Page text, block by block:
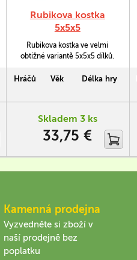
Rubikova kostka
5x5x5
Rubikova kostka ve velmi
obtížné variantě 5x5x5 dílků.
Hráčů Věk Délka hry
Skladem 3 ks
33,75 €
Kamenná prodejna
Vyzvedněte si zboží v
naší prodejně bez
poplatku